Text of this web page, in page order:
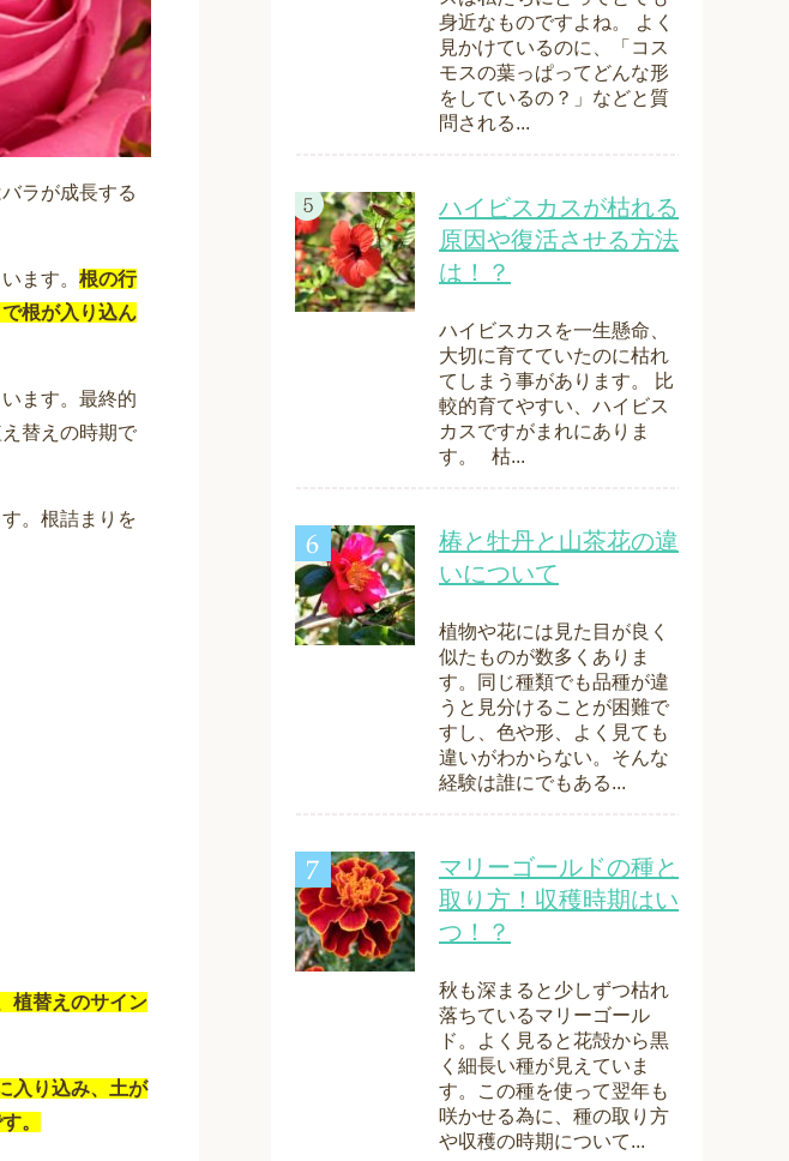
ラが成長する
ます。 根の行
根が入り込ん
ます。最終的
替えの時期で
。根詰まりを
植替えのサイン
入り込み、土が
。
身近なものですよね。 よく
見かけているのに、「コス
モスの葉っぱってどんな形
をしているの？」などと質
問される...
ハイビスカスが枯れる
原因や復活させる方法
は！？
ハイビスカスを一生懸命、
大切に育てていたのに枯れ
てしまう事があります。 比
較的育てやすい、ハイビス
カスですがまれにありま
す。 枯...
椿と牡丹と山茶花の違
いについて
植物や花には見た目が良く
似たものが数多くありま
す。同じ種類でも品種が違
うと見分けることが困難で
すし、色や形、よく見ても
違いがわからない。そんな
経験は誰にでもある...
マリーゴールドの種と
取り方！収穫時期はい
つ！？
秋も深まると少しずつ枯れ
落ちているマリーゴール
ド。よく見ると花殻から黒
く細長い種が見えていま
す。この種を使って翌年も
咲かせる為に、種の取り方
や収穫の時期について...